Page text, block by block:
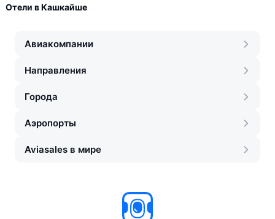
Отели в Кашкайше
Авиакомпании
Направления
Города
Аэропорты
Aviasales в мире